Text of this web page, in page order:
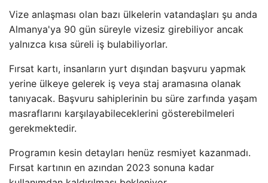
Vize anlaşması olan bazı ülkelerin vatandaşları şu anda
Almanya'ya 90 gün süreyle vizesiz girebiliyor ancak
yalnızca kısa süreli iş bulabiliyorlar.
Fırsat kartı, insanların yurt dışından başvuru yapmak
yerine ülkeye gelerek iş veya staj aramasına olanak
tanıyacak. Başvuru sahiplerinin bu süre zarfında yaşam
masraflarını karşılayabileceklerini gösterebilmeleri
gerekmektedir.
Programın kesin detayları henüz resmiyet kazanmadı.
Fırsat kartının en azından 2023 sonuna kadar